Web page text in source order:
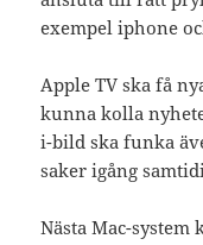
exempel iphone
Apple TV ska få
kunna kolla
i-bild ska funka
saker igång
Nästa Mac-